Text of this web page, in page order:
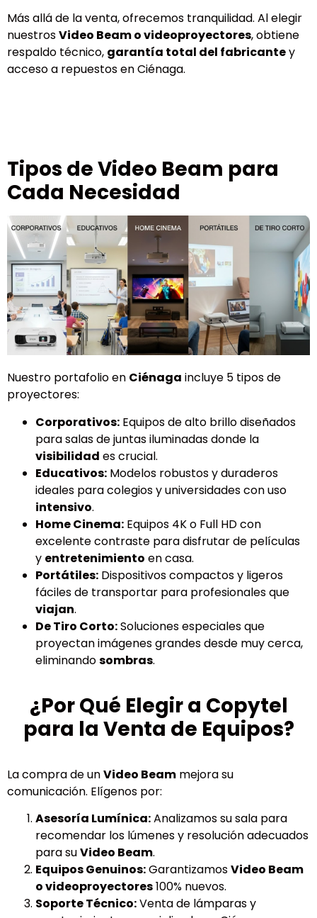
Más allá de la venta, ofrecemos tranquilidad. Al elegir
nuestrosVideo Beam o videoproyectores, obtiene
respaldo técnico, garantía total del fabricantey
acceso a repuestos en Ciénaga.
Tipos de Video Beam para
Cada Necesidad
Nuestro portafolio en Ciénaga incluye 5 tipos de
proyectores:
Corporativos: Equipos de alto brillo diseñados
para salas de juntas iluminadas donde la
visibilidad es crucial.
Educativos: Modelos robustos y duraderos
ideales para colegios y universidades con uso
intensivo.
Home Cinema: Equipos 4K o Full HD con
excelente contraste para disfrutar de películas
y entretenimiento en casa.
Portátiles: Dispositivos compactos y ligeros
fáciles de transportar para profesionales que
viajan.
De Tiro Corto:Soluciones especiales que
proyectan imágenes grandes desde muy cerca,
eliminandosombras.
¿Por Qué Elegir a Copytel
para la Venta de Equipos?
La compra de unVideo Beam mejora su
comunicación. Elígenos por:
Asesoría Lumínica:Analizamos su sala para
recomendar los lúmenes y resolución adecuados
para suVideo Beam.
Equipos Genuinos:GarantizamosVideo Beam
o videoproyectores100% nuevos.
Soporte Técnico:Venta de lámparas y